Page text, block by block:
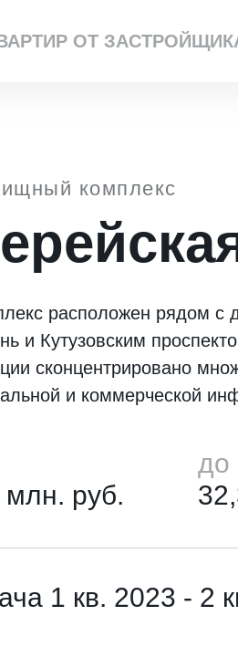
ОТ
расположен рядом с
и Кутузовским
сконцентрировано
и коммерческой
комплекс
млн. руб.
1 кв. 2023 - 2
до